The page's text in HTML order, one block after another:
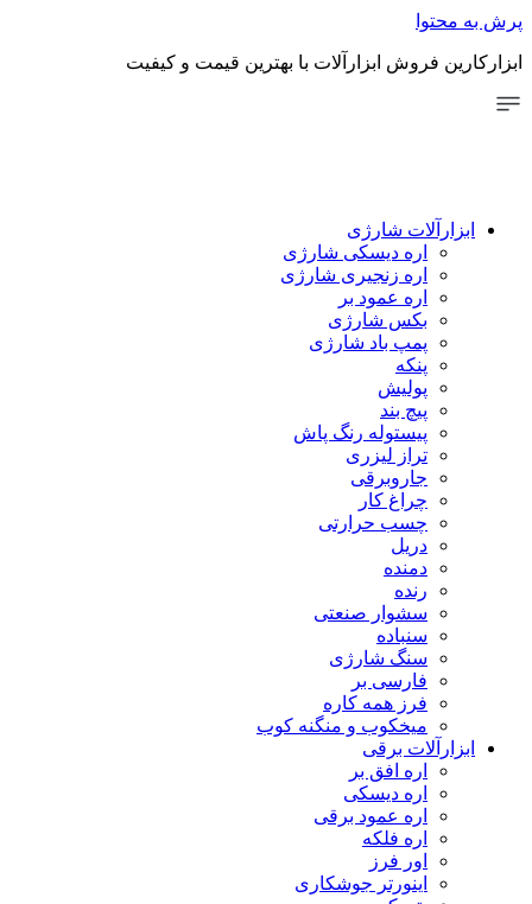
فروش ابزارآلات با بهترین قیمت و کیفیت
شارژی
اره دیسکی شارژی
اره زنجیری شارژی
اره عمود بر
بکس شارژی
پمپ باد شارژی
پیستوله رنگ پاش
تراز لیزری
جاروبرقی
چراغ کار
چسب حرارتی
سشوار صنعتی
سنگ شارژی
فارسی بر
فرز همه کاره
میخکوب و منگنه کوب
برقی
اره افق بر
اره دیسکی
اره عمود برقی
اینورتر جوشکاری